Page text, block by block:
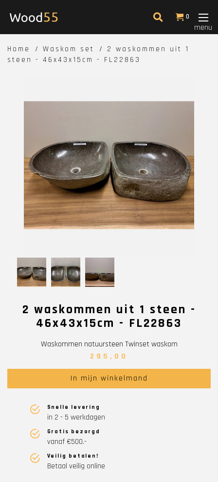
0
menu
Home Waskom set
2 waskommen uit 1
steen - 46x43x15cm - FL22863
2 waskommen uit 1 steen -
46x43x15cm - FL22863
Waskommen natuursteen Twinset waskom
295,00
In mijn winkelmand
Snelle levering
in 2 - 5 werkdagen
Gratis bezorgd
vanaf €500.-
Veilig betalen!
Betaal veilig online